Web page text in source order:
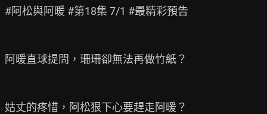
#阿松與阿暖 #第18集 7/1 #最精彩預告
阿暖直球提問，珊珊卻無法再做竹紙？
姑丈的疼惜，阿松狠下心要趕走阿暖？